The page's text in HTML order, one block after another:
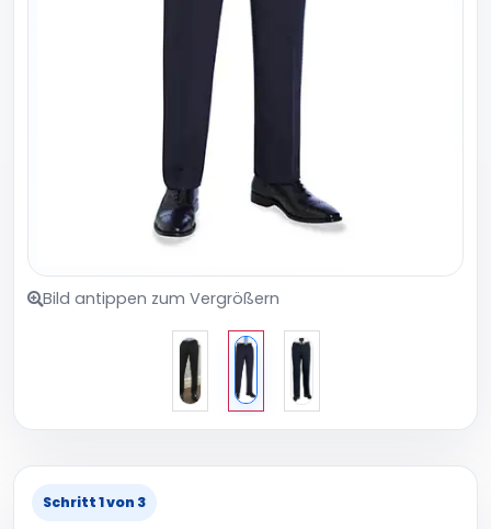
Bild antippen zum Vergrößern
Schritt 1 von 3